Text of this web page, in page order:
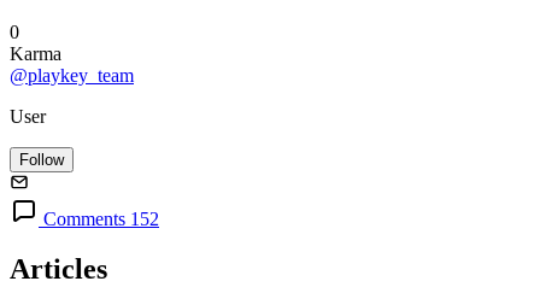
0
Karma
@playkey_team
User
Follow
Comments 152
Articles